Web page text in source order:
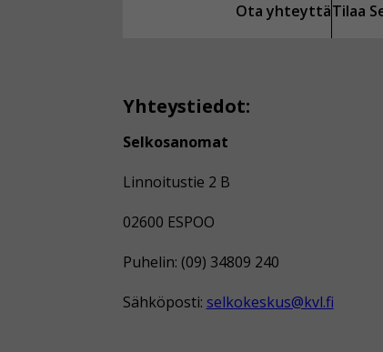
Ota yhteyttäTilaa
Yhteystiedot:
Selkosanomat
Linnoitustie 2 B
02600 ESPOO
Puhelin: (09) 34809 240
Sähköposti: selkokeskus@kvl.fi